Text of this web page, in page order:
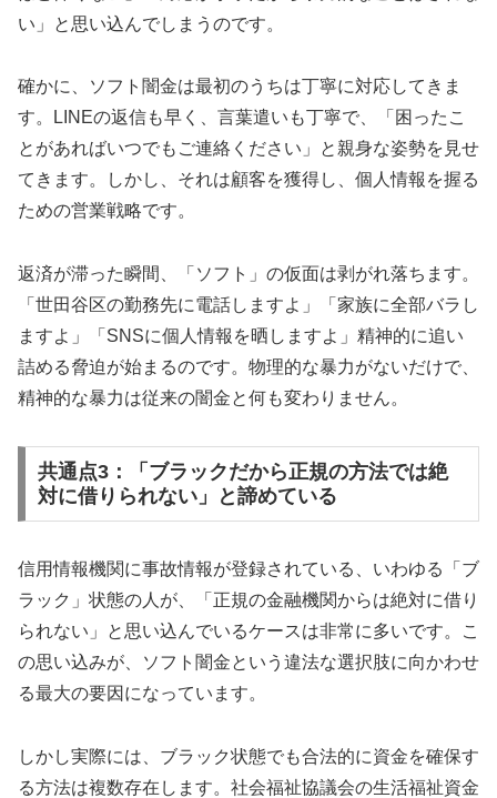
い」と思い込んでしまうのです。
確かに、ソフト闇金は最初のうちは丁寧に対応してきま
す。LINEの返信も早く、言葉遣いも丁寧で、「困ったこ
とがあればいつでもご連絡ください」と親身な姿勢を見せ
てきます。しかし、それは顧客を獲得し、個人情報を握る
ための営業戦略です。
返済が滞った瞬間、「ソフト」の仮面は剥がれ落ちます。
「世田谷区の勤務先に電話しますよ」「家族に全部バラし
ますよ」「SNSに個人情報を晒しますよ」精神的に追い
詰める脅迫が始まるのです。物理的な暴力がないだけで、
精神的な暴力は従来の闇金と何も変わりません。
共通点3：「ブラックだから正規の方法では絶
対に借りられない」と諦めている
信用情報機関に事故情報が登録されている、いわゆる「ブ
ラック」状態の人が、「正規の金融機関からは絶対に借り
られない」と思い込んでいるケースは非常に多いです。こ
の思い込みが、ソフト闇金という違法な選択肢に向かわせ
る最大の要因になっています。
しかし実際には、ブラック状態でも合法的に資金を確保す
る方法は複数存在します。社会福祉協議会の生活福祉資金